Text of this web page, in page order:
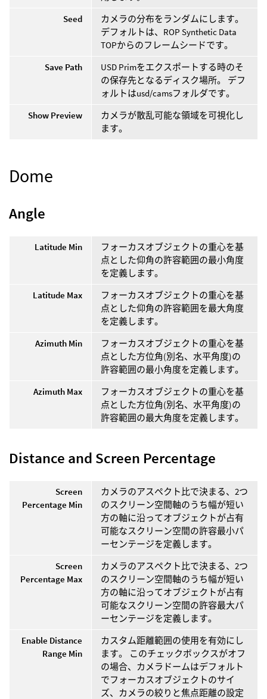
Seed
カメラの分布をランダムにします。
デフォルトは、ROP Synthetic Data
TOPからのフレームシードです。
Save Path
USD Primをエクスポートする時のそ
の保存先となるディスク場所。 デフ
ォルトはusd/camsフォルダです。
Show Preview
カメラが散乱可能な領域を可視化し
ます。
Dome
Angle
Latitude Min
フォーカスオブジェクトの重心を基
点とした仰角の許容範囲の最小角度
を定義します。
Latitude Max
フォーカスオブジェクトの重心を基
点とした仰角の許容範囲を最大角度
を定義します。
Azimuth Min
フォーカスオブジェクトの重心を基
点とした方位角(別名、水平角度)の
許容範囲の最小角度を定義します。
Azimuth Max
フォーカスオブジェクトの重心を基
点とした方位角(別名、水平角度)の
許容範囲の最大角度を定義します。
Distance and Screen Percentage
Screen
Percentage Min
カメラのアスペクト比で決まる、2つ
のスクリーン空間軸のうち幅が短い
方の軸に沿ってオブジェクトが占有
可能なスクリーン空間の許容最小パ
ーセンテージを定義します。
Screen
Percentage Max
カメラのアスペクト比で決まる、2つ
のスクリーン空間軸のうち幅が短い
方の軸に沿ってオブジェクトが占有
可能なスクリーン空間の許容最大パ
ーセンテージを定義します。
Enable Distance
Range Min
カスタム距離範囲の使用を有効にし
ます。 このチェックボックスがオフ
の場合、カメラドームはデフォルト
でフォーカスオブジェクトのサイ
ズ、カメラの絞りと焦点距離の設定